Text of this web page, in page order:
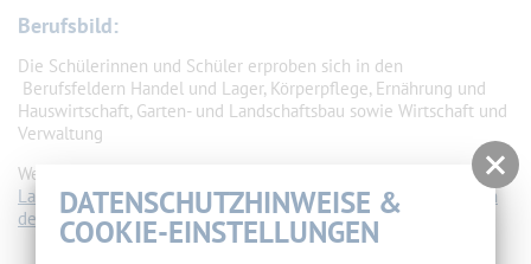
Berufsbild:
Die Schülerinnen und Schüler erproben sich in den
Berufsfeldern Handel und Lager, Körperpflege, Ernährung und
Hauswirtschaft, Garten- und Landschaftsbau sowie Wirtschaft und
Verwaltung
Weitere Informationen sind auf den Seiten der
Landesarbeitsgemeinschaft der Industrie- und Handelskammern
des Landes Brandenburgzu finden.
DATENSCHUTZHINWEISE &
COOKIE-EINSTELLUNGEN